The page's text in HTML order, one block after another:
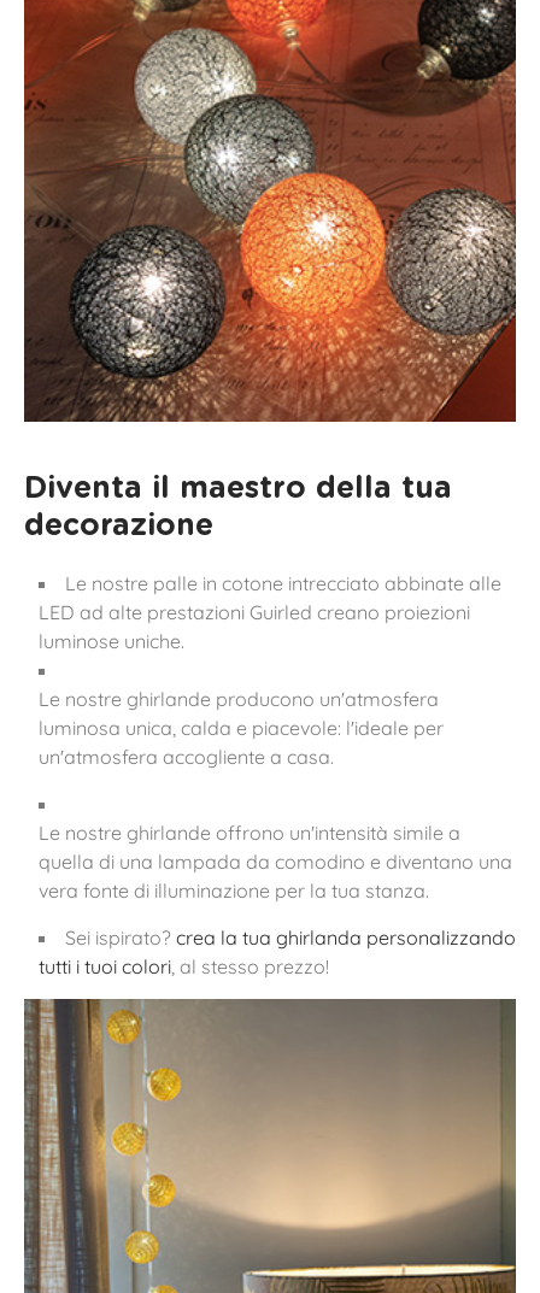
Diventa il maestro della tua
decorazione
Le nostre palle in cotone intrecciato abbinate alle
LED ad alte prestazioni Guirled creano proiezioni
luminose uniche.
Le nostre ghirlande producono un'atmosfera
luminosa unica, calda e piacevole: l'ideale per
un'atmosfera accogliente a casa.
Le nostre ghirlande offrono un'intensità simile a
quella di una lampada da comodino e diventano una
vera fonte di illuminazione per la tua stanza.
Sei ispirato? crea la tua ghirlanda personalizzando
tutti i tuoi colori, al stesso prezzo!